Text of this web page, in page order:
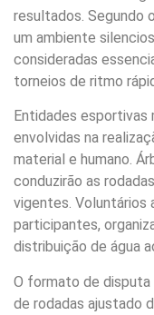
resultados. Segundo
um ambiente
consideradas
torneios de ritmo
Entidades esportivas
envolvidas na
material e humano.
conduzirão as
vigentes. Voluntários
participantes,
distribuição de água
O formato de disputa
de rodadas ajustado